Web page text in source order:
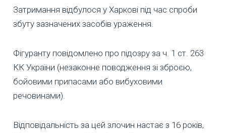
Затримання відбулося у Харкові під час спроби
збуту зазначених засобів ураження.
Фігуранту повідомлено про підозру за ч. 1 ст. 263
КК України (незаконне поводження зі зброєю,
бойовими припасами або вибуховими
речовинами).
Відповідальність за цей злочин настає з 16 років,